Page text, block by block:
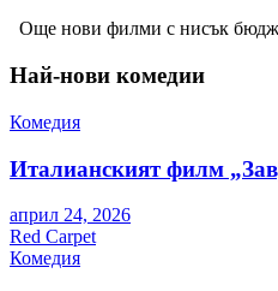
Още нови филми с нисък
Най-нови комедии
Комедия
Италианският филм
април 24, 2026
Red Carpet
Комедия